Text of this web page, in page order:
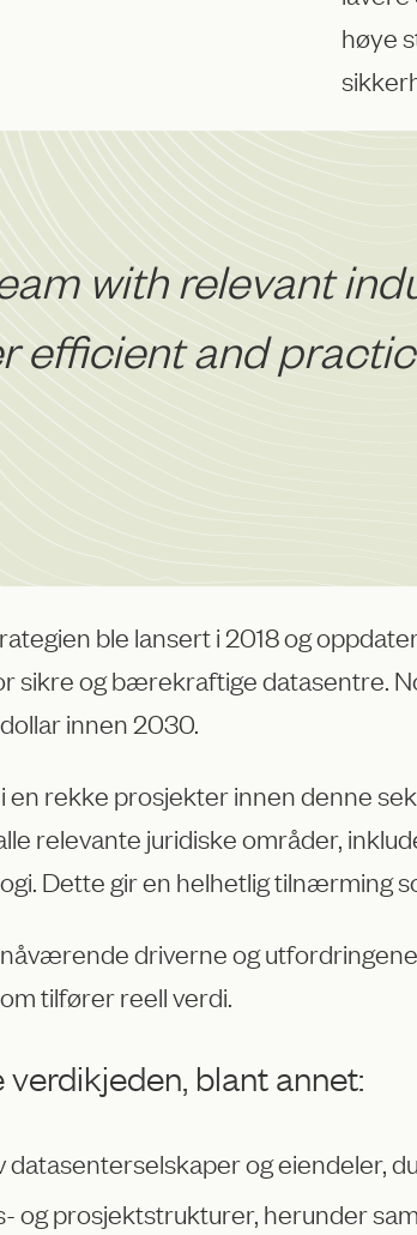
høye
with relevant
efficient and
ble lansert i 2018 og
sikre og bærekraftige
innen 2030.
rekke prosjekter innen denne
relevante juridiske områder,
Dette gir en helhetlig tilnærming
driverne og
tilfører reell verdi.
blant annet:
datasenterselskaper og eiendeler,
og prosjektstrukturer, herunder